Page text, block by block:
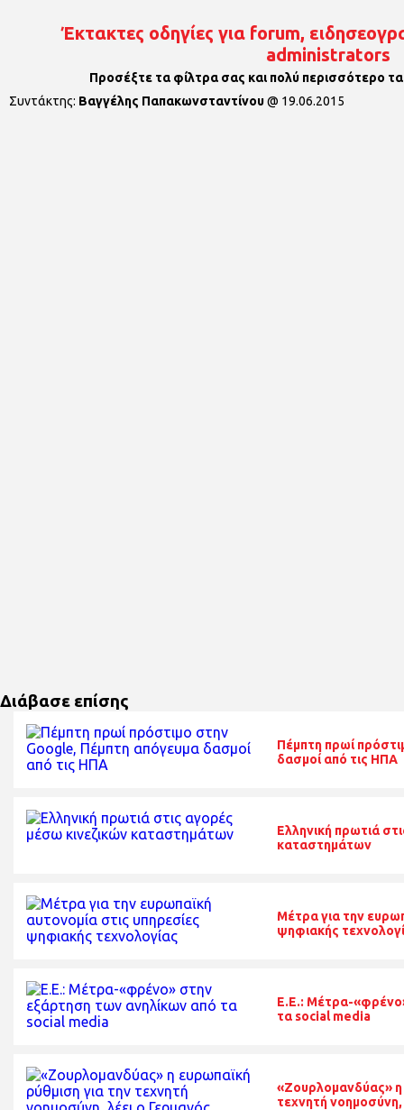
Έκτακτες οδηγίες για forum,
administrators
Προσέξτε τα φίλτρα σας και πολύ περισσότερο
Συντάκτης: Βαγγέλης Παπακωνσταντίνου@ 19.06.2015
Διάβασε επίσης
Πέμπτη πρωί
δασμοί από τις ΗΠΑ
Ελληνική πρωτιά
καταστημάτων
Μέτρα για την
ψηφιακής
E.E.: Μέτρα-
τα social media
«Ζουρλομανδύας» η
τεχνητή